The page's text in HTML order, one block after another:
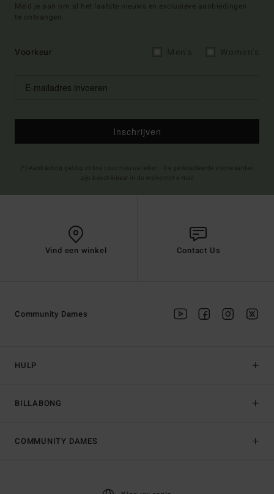
Meld je aan om al het laatste nieuws en exclusieve aanbiedingen
te ontvangen.
Voorkeur
Inschrijven
Vind een winkel Contact Us
HULP
BILLABONG
Community Dames
COMMUNITY DAMES